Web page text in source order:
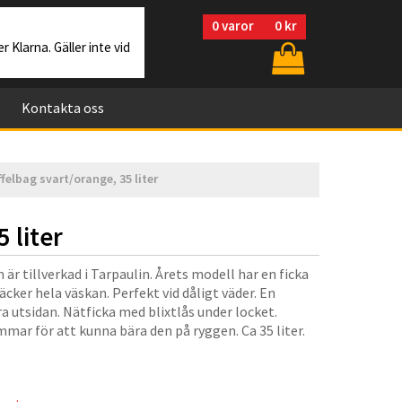
0varor 0 kr
Klarna. Gäller inte vid
Kontakta oss
svart/orange, 35 liter
liter
är tillverkad i Tarpaulin. Årets modell har en ficka
hela väskan. Perfekt vid dåligt väder. En
utsidan. Nätficka med blixtlås under locket.
för att kunna bära den på ryggen. Ca 35 liter.